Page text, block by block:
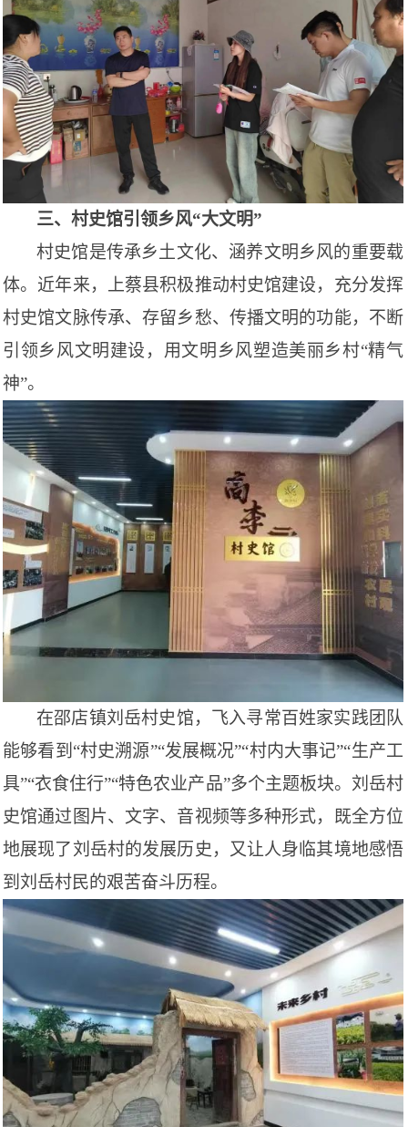
三、村史馆引领乡风“大文明”
村史馆是传承乡土文化、涵养文明乡风的重要载
体。近年来，上蔡县积极推动村史馆建设，充分发挥
村史馆文脉传承、存留乡愁、传播文明的功能，不断
引领乡风文明建设，用文明乡风塑造美丽乡村“精气
神”。
在邵店镇刘岳村史馆，飞入寻常百姓家实践团队
能够看到 “村史溯源”“发展概况”“村内大事记”“生产工
具”“衣食住行”“特色农业产品”多个主题板块。刘岳村
史馆通过图片、文字、音视频等多种形式，既全方位
地展现了刘岳村的发展历史，又让人身临其境地感悟
到刘岳村民的艰苦奋斗历程。